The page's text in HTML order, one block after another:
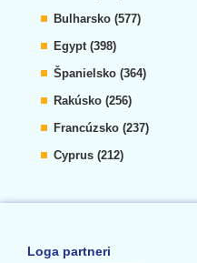
Bulharsko (577)
Egypt (398)
Španielsko (364)
Rakúsko (256)
Francúzsko (237)
Cyprus (212)
Loga partneri